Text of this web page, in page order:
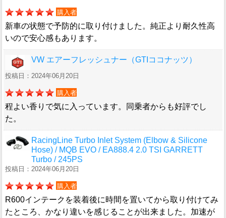
購入者
新車の状態で予防的に取り付けました。純正より耐久性高
いので安心感もあります。
VW エアーフレッシュナー（GTIココナッツ）
投稿日：2024年06月20日
購入者
程よい香りで気に入っています。同乗者からも好評でし
た。
RacingLine Turbo Inlet System (Elbow & Silicone
Hose) / MQB EVO / EA888.4 2.0 TSI GARRETT
Turbo / 245PS
投稿日：2024年06月20日
購入者
R600インテークを装着後に時間を置いてから取り付けてみ
たところ、かなり違いを感じることが出来ました。加速が